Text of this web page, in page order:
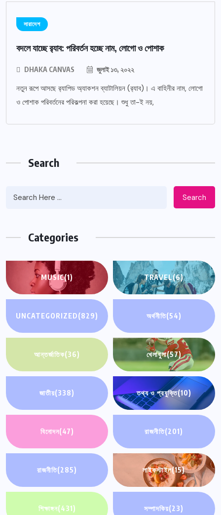
সারাদেশ
বদলে যাচ্ছে র‌্যাব: পরিবর্তন হচ্ছে নাম, লোগো ও পোশাক
DHAKA CANVAS জুলাই ১৩, ২০২২
নতুন রূপে আসছে র‌্যাপিড অ্যাকশন ব্যাটালিয়ন (র‌্যাব)। এ বাহিনীর নাম, লোগো
ও পোশাক পরিবর্তনের পরিকল্পনা করা হয়েছে। শুধু তা-ই নয়,
Search
Search
Categories
MUSIC(1) TRAVEL(6)
UNCATEGORIZED(829) অর্থনীতি(54)
আন্তর্জাতিক(36) খেলাধুলা(57)
জাতীয়(338) তথ্য ও প্রযুক্তি(10)
বিনোদন(47) রাজনীতি(201)
রাজনীতি(285) লাইফস্টাইল(15)
শিক্ষাঙ্গন(431) সম্পাদকিয়(23)